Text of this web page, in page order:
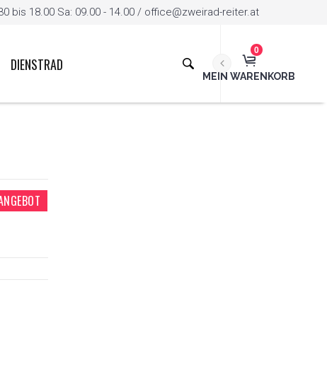
bis 18.00 Sa: 09.00 - 14.00 / office@zweirad-reiter.at
0
MEIN WARENKORB
DIENSTRAD